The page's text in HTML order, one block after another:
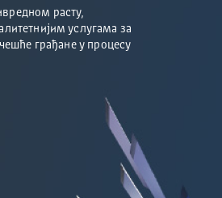
расту,
услугама за
грађане у процесу